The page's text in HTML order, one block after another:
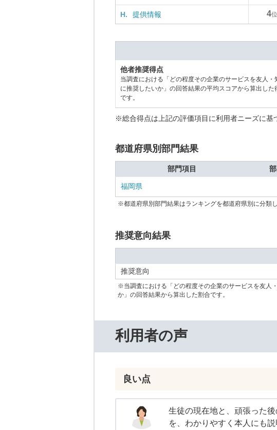
H. 提供情報 4位
他者推奨得点
当調査における「どの程度その企業のサービスを友人・
に推奨したいか」の回答結果の平均スコアから算出した
です。
※総合得点は上記の評価項目に利用者ニーズに基
都道府県別部門結果
部門項目
福岡県
※都道府県別部門結果はランキングを都道府県別に分類し
推奨意向結果
推奨意向
※当調査における「どの程度その企業のサービスを友人
か」の回答結果から算出した割合です。
利用者の声
良い点
生徒の現在地と、頑張った
を、わかりやすく本人にも